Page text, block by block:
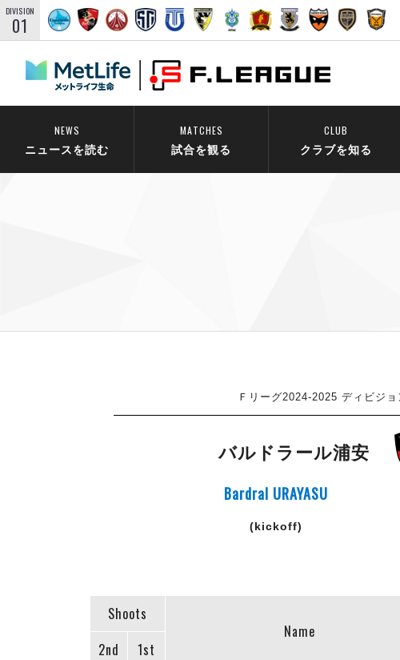
DIVISION
01
NEWS
ニュースを読む
MATCHES
試合を観る
CLUB
クラブを知る
Ｆリーグ2024-2025 ディビジ
バルドラール浦安
Bardral URAYASU
(kickoff)
Shoots
Name
2nd
1st